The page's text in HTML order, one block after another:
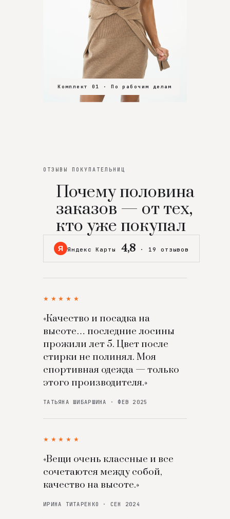
Комплект 01 · По рабочим делам
Комплект 02 · В зал
Комплект 03 · На особенный вечер
ОТЗЫВЫ ПОКУПАТЕЛЬНИЦ
Почему половина
заказов — от тех,
кто уже покупал
Я Яндекс Карты 4,8 · 19 отзывов
★★★★★
«Качество и посадка на
высоте… последние лосины
прожили лет 5. Цвет после
стирки не полинял. Моя
спортивная одежда — только
этого производителя.»
ТАТЬЯНА ШИБАРШИНА · ФЕВ 2025
★★★★★
«Вещи очень классные и все
сочетаются между собой,
качество на высоте.»
ИРИНА ТИТАРЕНКО · СЕН 2024